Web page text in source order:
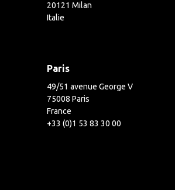
20121 Milan
Italie
Paris
49/51 avenue George V
75008 Paris
France
+33 (0)1 53 83 30 00